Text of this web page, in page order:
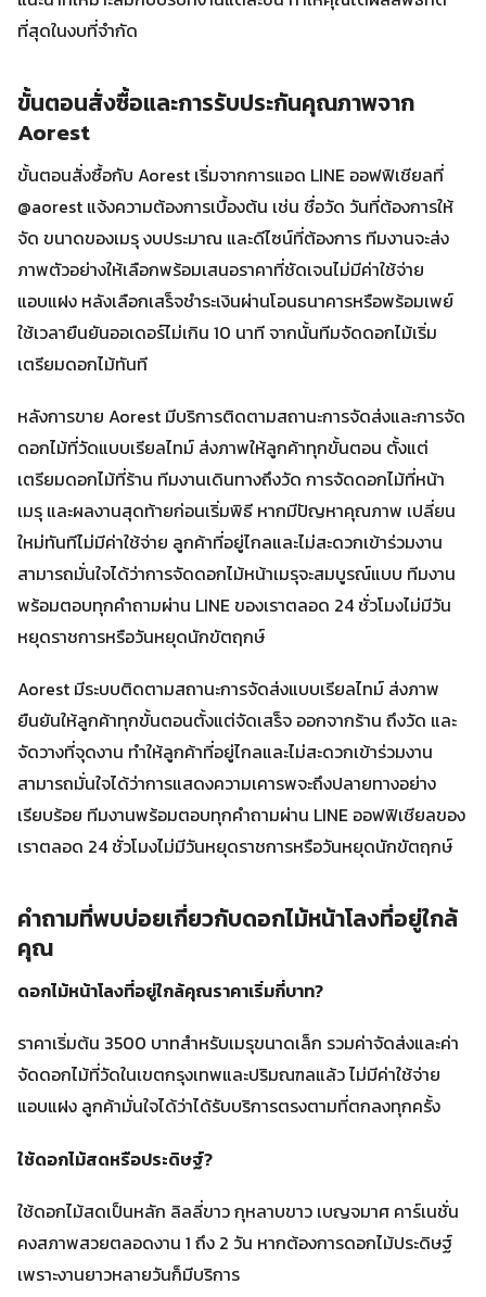
ที่สุดในงบที่จำกัด
ขั้นตอนสั่งซื้อและการรับประกันคุณภาพจาก
Aorest
ขั้นตอนสั่งซื้อกับ Aorest เริ่มจากการแอด LINE ออฟฟิเชียลที่
@aorest แจ้งความต้องการเบื้องต้น เช่น ชื่อวัด วันที่ต้องการให้
จัด ขนาดของเมรุ งบประมาณ และดีไซน์ที่ต้องการ ทีมงานจะส่ง
ภาพตัวอย่างให้เลือกพร้อมเสนอราคาที่ชัดเจนไม่มีค่าใช้จ่าย
แอบแฝง หลังเลือกเสร็จชำระเงินผ่านโอนธนาคารหรือพร้อมเพย์
ใช้เวลายืนยันออเดอร์ไม่เกิน 10 นาที จากนั้นทีมจัดดอกไม้เริ่ม
เตรียมดอกไม้ทันที
หลังการขาย Aorest มีบริการติดตามสถานะการจัดส่งและการจัด
ดอกไม้ที่วัดแบบเรียลไทม์ ส่งภาพให้ลูกค้าทุกขั้นตอน ตั้งแต่
เตรียมดอกไม้ที่ร้าน ทีมงานเดินทางถึงวัด การจัดดอกไม้ที่หน้า
เมรุ และผลงานสุดท้ายก่อนเริ่มพิธี หากมีปัญหาคุณภาพ เปลี่ยน
ใหม่ทันทีไม่มีค่าใช้จ่าย ลูกค้าที่อยู่ไกลและไม่สะดวกเข้าร่วมงาน
สามารถมั่นใจได้ว่าการจัดดอกไม้หน้าเมรุจะสมบูรณ์แบบ ทีมงาน
พร้อมตอบทุกคำถามผ่าน LINE ของเราตลอด 24 ชั่วโมงไม่มีวัน
หยุดราชการหรือวันหยุดนักขัตฤกษ์
Aorest มีระบบติดตามสถานะการจัดส่งแบบเรียลไทม์ ส่งภาพ
ยืนยันให้ลูกค้าทุกขั้นตอนตั้งแต่จัดเสร็จ ออกจากร้าน ถึงวัด และ
จัดวางที่จุดงาน ทำให้ลูกค้าที่อยู่ไกลและไม่สะดวกเข้าร่วมงาน
สามารถมั่นใจได้ว่าการแสดงความเคารพจะถึงปลายทางอย่าง
เรียบร้อย ทีมงานพร้อมตอบทุกคำถามผ่าน LINE ออฟฟิเชียลของ
เราตลอด 24 ชั่วโมงไม่มีวันหยุดราชการหรือวันหยุดนักขัตฤกษ์
คำถามที่พบบ่อยเกี่ยวกับดอกไม้หน้าโลงที่อยู่ใกล้
คุณ
ดอกไม้หน้าโลงที่อยู่ใกล้คุณราคาเริ่มกี่บาท?
ราคาเริ่มต้น 3500 บาทสำหรับเมรุขนาดเล็ก รวมค่าจัดส่งและค่า
จัดดอกไม้ที่วัดในเขตกรุงเทพและปริมณฑลแล้ว ไม่มีค่าใช้จ่าย
แอบแฝง ลูกค้ามั่นใจได้ว่าได้รับบริการตรงตามที่ตกลงทุกครั้ง
ใช้ดอกไม้สดหรือประดิษฐ์?
ใช้ดอกไม้สดเป็นหลัก ลิลลี่ขาว กุหลาบขาว เบญจมาศ คาร์เนชั่น
คงสภาพสวยตลอดงาน 1 ถึง 2 วัน หากต้องการดอกไม้ประดิษฐ์
เพราะงานยาวหลายวันก็มีบริการ